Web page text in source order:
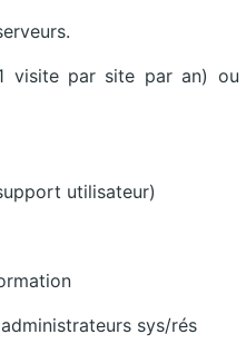
visite par site par an)
utilisateur)
sys/rés